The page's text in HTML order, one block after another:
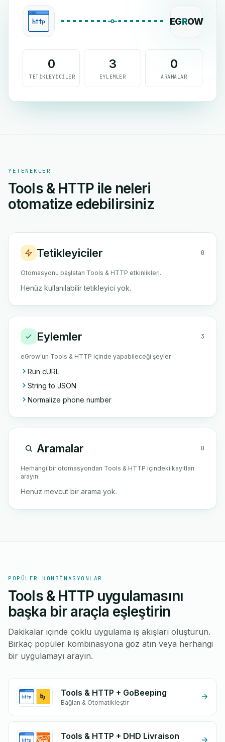
EGROW
0
TETIKLEYICILER
3
EYLEMLER
0
ARAMALAR
YETENEKLER
Tools & HTTP ile neleri
otomatize edebilirsiniz
Tetikleyiciler 0
Otomasyonu başlatan Tools & HTTP etkinlikleri.
Henüz kullanılabilir tetikleyici yok.
Eylemler 3
eGrow'un Tools & HTTP içinde yapabileceği şeyler.
Run cURL
String to JSON
Normalize phone number
Aramalar 0
Herhangi bir otomasyondan Tools & HTTP içindeki kayıtları
arayın.
Henüz mevcut bir arama yok.
POPÜLER KOMBINASYONLAR
Tools & HTTP uygulamasını
başka bir araçla eşleştirin
Dakikalar içinde çoklu uygulama iş akışları oluşturun.
Birkaç popüler kombinasyona göz atın veya herhangi
bir uygulamayı arayın.
Tools & HTTP + GoBeeping
Bağlan & Otomatikleştir
Tools & HTTP + DHD Livraison